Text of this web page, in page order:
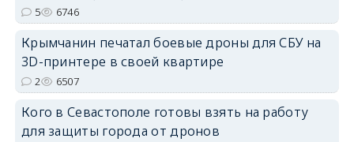
5 6746
Крымчанин печатал боевые дроны для СБУ на
3D-принтере в своей квартире
2 6507
Кого в Севастополе готовы взять на работу
для защиты города от дронов